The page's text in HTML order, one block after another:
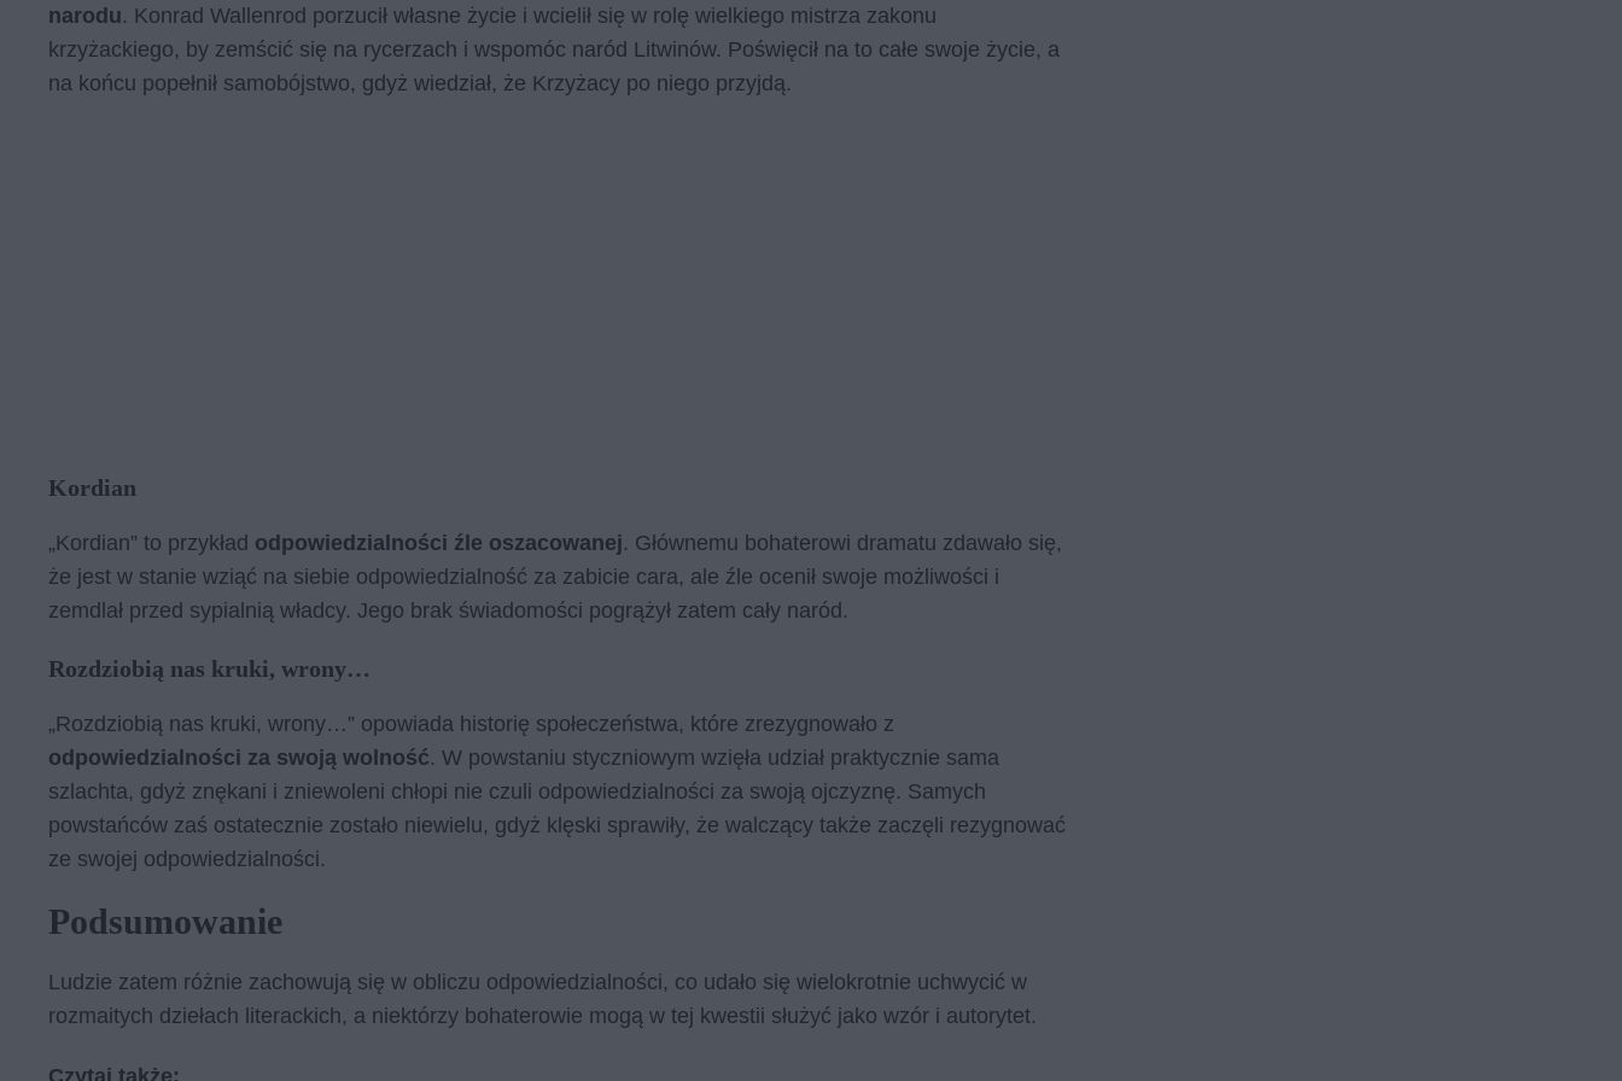
narodu. Konrad Wallenrod porzucił własne życie i wcielił się w rolę wielkiego mistrza zakonu
krzyżackiego, by zemścić się na rycerzach i wspomóc naród Litwinów. Poświęcił na to całe swoje życie, a
na końcu popełnił samobójstwo, gdyż wiedział, że Krzyżacy po niego przyjdą.
Kordian
„Kordian” to przykład odpowiedzialności źle oszacowanej. Głównemu bohaterowi dramatu zdawało się,
że jest w stanie wziąć na siebie odpowiedzialność za zabicie cara, ale źle ocenił swoje możliwości i
zemdlał przed sypialnią władcy. Jego brak świadomości pogrążył zatem cały naród.
Rozdziobią nas kruki, wrony…
„Rozdziobią nas kruki, wrony…” opowiada historię społeczeństwa, które zrezygnowało z
odpowiedzialności za swoją wolność. W powstaniu styczniowym wzięła udział praktycznie sama
szlachta, gdyż znękani i zniewoleni chłopi nie czuli odpowiedzialności za swoją ojczyznę. Samych
powstańców zaś ostatecznie zostało niewielu, gdyż klęski sprawiły, że walczący także zaczęli rezygnować
ze swojej odpowiedzialności.
Podsumowanie
Ludzie zatem różnie zachowują się w obliczu odpowiedzialności, co udało się wielokrotnie uchwycić w
rozmaitych dziełach literackich, a niektórzy bohaterowie mogą w tej kwestii służyć jako wzór i autorytet.
Czytaj także: